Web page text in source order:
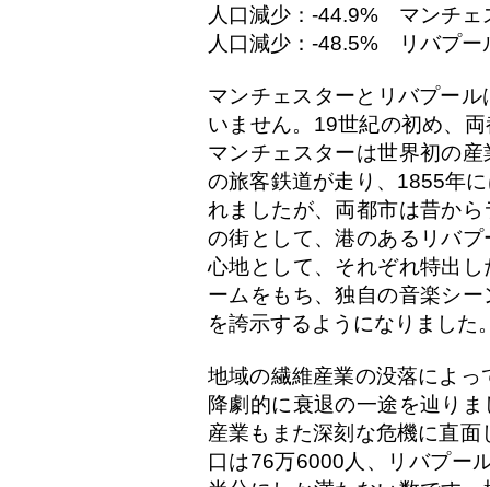
人口減少：-44.9% マンチェ
人口減少：-48.5% リバプー
マンチェスターとリバプー
いません。19世紀の初め、
マンチェスターは世界初の
の旅客鉄道が走り、1855年
れましたが、両都市は昔か
の街として、港のあるリバ
心地として、それぞれ特出
ームをもち、独自の音楽シ
を誇示するようになりました
地域の繊維産業の没落によ
降劇的に衰退の一途を辿り
産業もまた深刻な危機に直
口は76万6000人、リバプー